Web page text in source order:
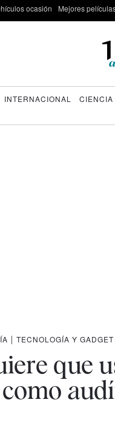
ocasión Mejores
INTERNACIONAL CIENCIA
| TECNOLOGÍA Y GADGET
que